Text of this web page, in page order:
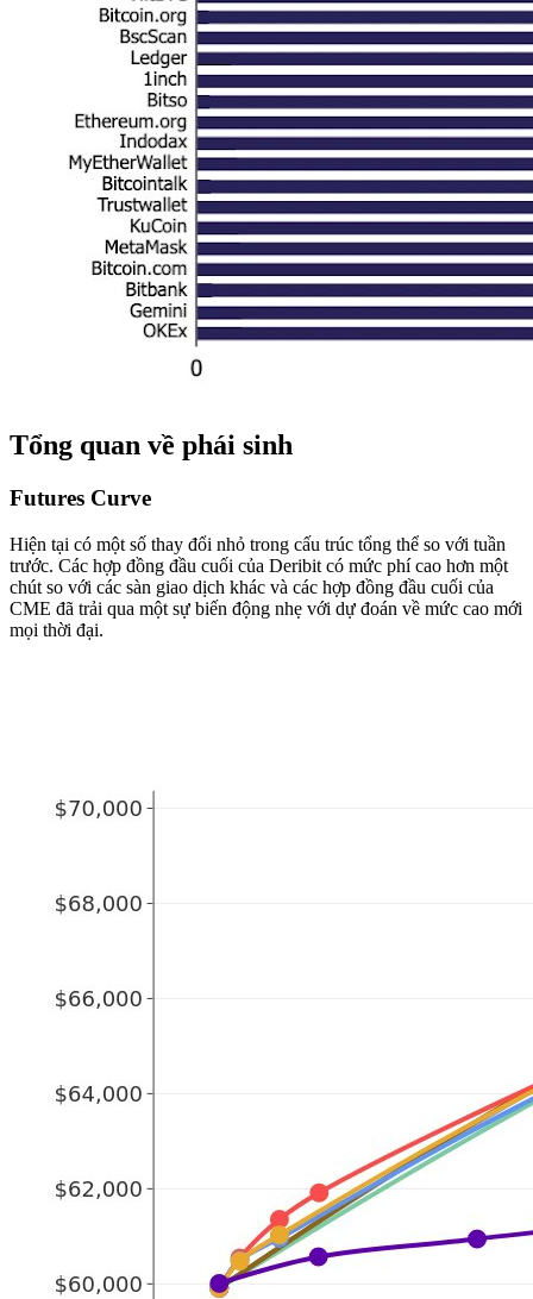
Tổng quan về phái sinh
Futures Curve
Hiện tại có một số thay đổi nhỏ trong cấu trúc tổng thể so với tuần
trước. Các hợp đồng đầu cuối của Deribit có mức phí cao hơn một
chút so với các sàn giao dịch khác và các hợp đồng đầu cuối của
CME đã trải qua một sự biến động nhẹ với dự đoán về mức cao mới
mọi thời đại.